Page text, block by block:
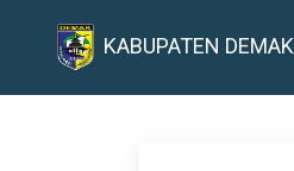
KABUPATEN DEMAK